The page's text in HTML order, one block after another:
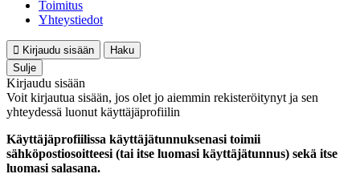
Toimitus
Yhteystiedot
Kirjaudu sisään
Haku
Sulje
Kirjaudu sisään
Voit kirjautua sisään, jos olet jo aiemmin rekisteröitynyt ja sen
yhteydessä luonut käyttäjäprofiilin
Käyttäjäprofiilissa käyttäjätunnuksenasi toimii
sähköpostiosoitteesi (tai itse luomasi käyttäjätunnus) sekä itse
luomasi salasana.